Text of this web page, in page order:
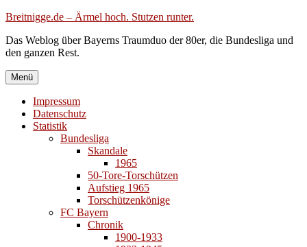
Zum
springen
Breitnigge.de – Ärmel hoch. Stutzen runter.
Das Weblog über Bayerns Traumduo der 80er, die Bundesliga und
den ganzen Rest.
Menü
Impressum
Datenschutz
Statistik
Bundesliga
Skandale
1965
50-Tore-Torschützen
Aufstieg 1965
Torschützenkönige
FC Bayern
Chronik
1900-1933